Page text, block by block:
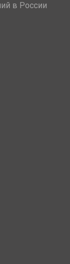
в России